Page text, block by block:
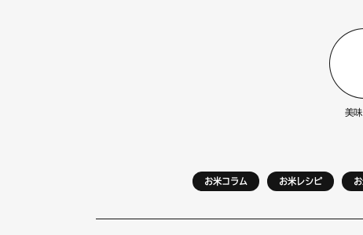
美
お米コラム お米レシピ